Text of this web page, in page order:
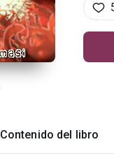
Contenido del libro